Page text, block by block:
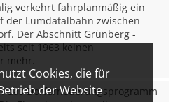
Cookies, die für
der Website
verkehrt fahrplanmäßig ein
der Lumdatalbahn zwischen
Der Abschnitt Grünberg -
seit 1963 keinen
mehr.
das Dorferneuerungsprogramm